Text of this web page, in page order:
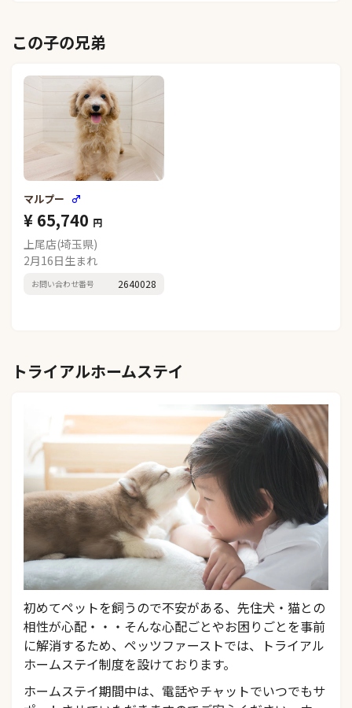
この子の兄弟
マルプー ♂
¥ 65,740 円
上尾店(埼玉県)
2月16日生まれ
お問い合わせ番号 2640028
トライアルホームステイ
初めてペットを飼うので不安がある、先住犬・猫との
相性が心配・・・そんな心配ごとやお困りごとを事前
に解消するため、ペッツファーストでは、トライアル
ホームステイ制度を設けております。
ホームステイ期間中は、電話やチャットでいつでもサ